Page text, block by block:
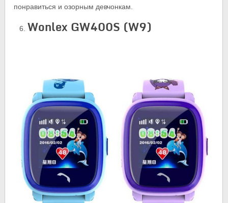
понравиться и озорным девчонкам.
Wonlex GW400S (W9)